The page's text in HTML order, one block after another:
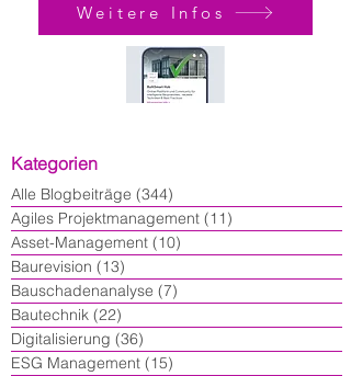
Weitere Infos
Kategorien
Alle Blogbeiträge (344)
Agiles Projektmanagement (11)
Asset-Management (10)
Baurevision (13)
Bauschadenanalyse (7)
Bautechnik (22)
Digitalisierung (36)
ESG Management (15)